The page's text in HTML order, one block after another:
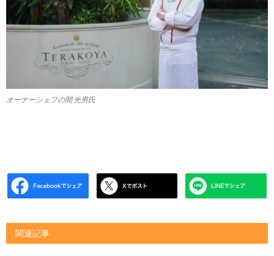
オーナーシェフの間 光男氏
関連記事